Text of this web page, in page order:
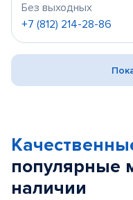
Без выходных
+7 (812) 214-28-86
популярные
наличии